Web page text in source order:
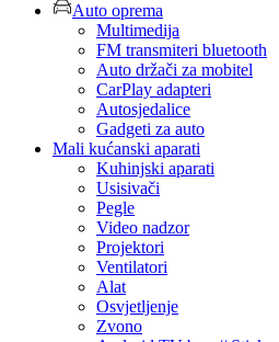
Auto oprema
Multimedija
FM transmiteri bluetooth
Auto držači za mobitel
CarPlay adapteri
Autosjedalice
Gadgeti za auto
Mali kućanski aparati
Kuhinjski aparati
Usisivači
Pegle
Video nadzor
Projektori
Ventilatori
Alat
Osvjetljenje
Zvono